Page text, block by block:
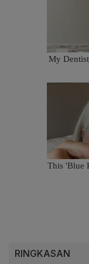
RINGKASAN